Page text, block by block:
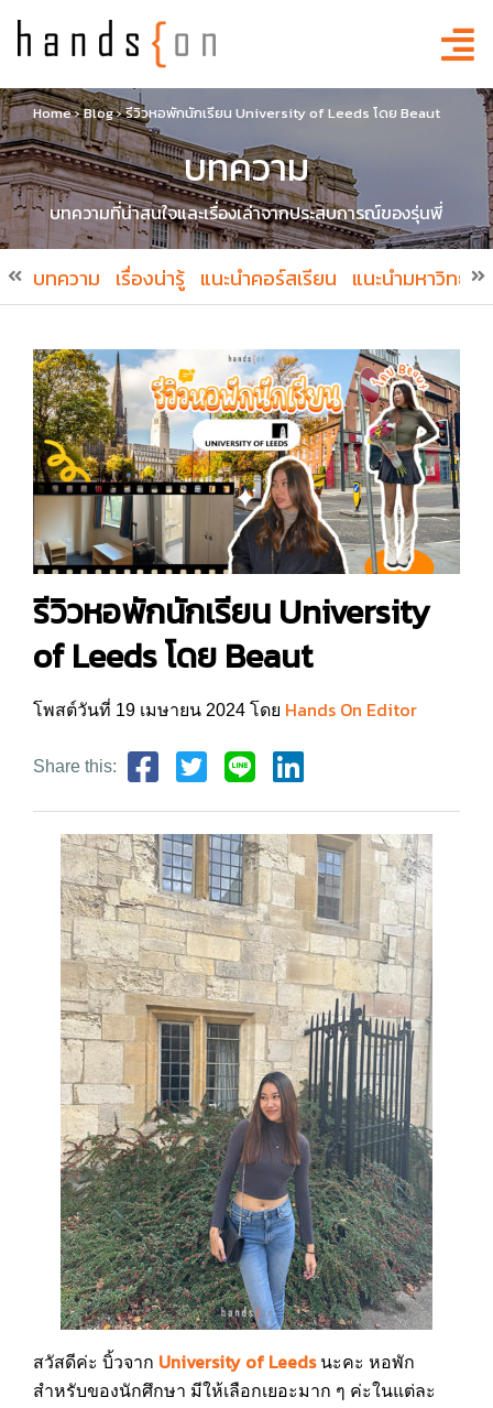
Home›Blog›รีวิวหอพักนักเรียน University of Leeds โดย Beaut
บทความ
บทความที่น่าสนใจและเรื่องเล่าจากประสบการณ์ของรุ่นพี่
บทความ เรื่องน่ารู้ แนะนำคอร์สเรียน แนะนำมหาวิทยา
รีวิวหอพักนักเรียน University
of Leeds โดย Beaut
โพสต์วันที่ 19 เมษายน 2024 โดย Hands On Editor
Share this:
สวัสดีค่ะ บิ้วจาก University of Leedsนะคะ หอพัก
สำหรับของนักศึกษา มีให้เลือกเยอะมาก ๆ ค่ะในแต่ละ